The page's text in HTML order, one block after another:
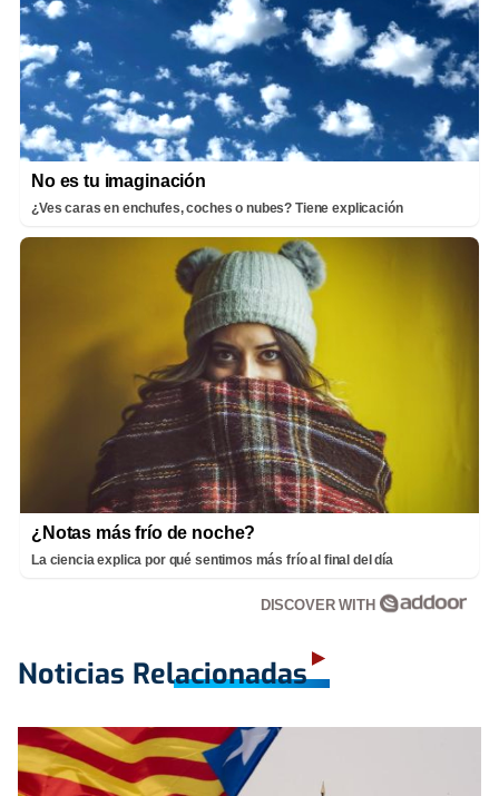
No es tu imaginación
¿Ves caras en enchufes, coches o nubes? Tiene explicación
¿Notas más frío de noche?
La ciencia explica por qué sentimos más frío al final del día
DISCOVER WITH
Noticias Relacionadas